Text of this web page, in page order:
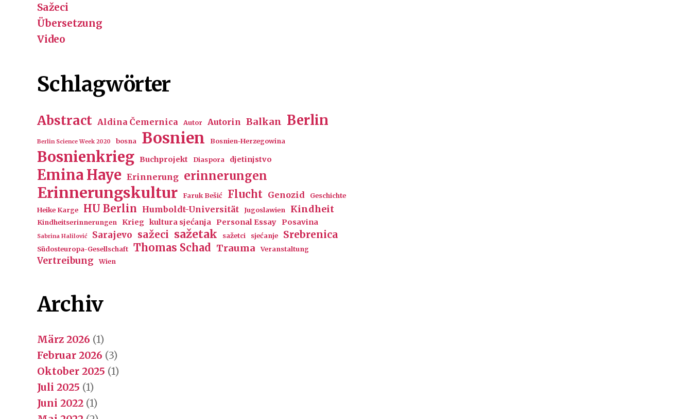
Sažeci
Übersetzung
Video
Schlagwörter
Abstract Aldina Čemernica Autor Autorin Balkan Berlin
Berlin Science Week 2020 bosna Bosnien Bosnien-Herzegowina
Bosnienkrieg Buchprojekt Diaspora djetinjstvo
Emina Haye Erinnerung erinnerungen
Erinnerungskultur Faruk Bešić Flucht Genozid
Geschichte
Heike Karge
HU Berlin Humboldt-Universität Jugoslawien Kindheit
Kindheitserinnerungen Krieg kultura sjećanja Personal Essay Posavina
Sabrina Halilović Sarajevo sažeci sažetak sažetci sjećanje Srebrenica
Südosteuropa-Gesellschaft Thomas Schad Trauma Veranstaltung
Vertreibung Wien
Archiv
März 2026 (1)
Februar 2026 (3)
Oktober 2025 (1)
Juli 2025 (1)
Juni 2022 (1)